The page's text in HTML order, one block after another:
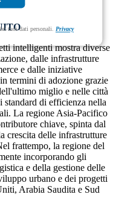
tuoi dati personali. Privacy
intelligenti mostra diverse
dalle infrastrutture
e dalle iniziative
termini di adozione grazie
miglio e nelle città
di efficienza nella
La regione Asia-Pacifico
chiave, spinta dal
crescita delle infrastrutture
frattempo, la regione del
incorporando gli
e della gestione delle
urbano e dei progetti
Arabia Saudita e Sud